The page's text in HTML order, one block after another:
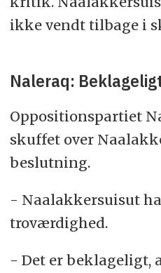
ikke vendt tilbage i
Naleraq:
Oppositionspartiet
skuffet over
beslutning.
- Naalakkersuisut
troværdighed.
- Det er beklageligt,